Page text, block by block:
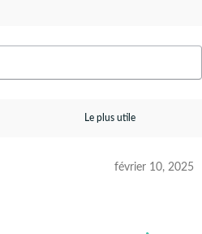
février 10, 2025